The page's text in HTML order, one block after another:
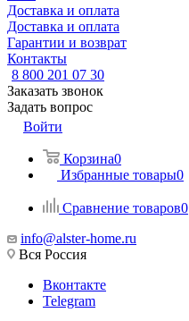
Доставка и оплата
Доставка и оплата
Гарантии и возврат
Контакты
8 800 201 07 30
Заказать звонок
Задать вопрос
Войти
Корзина0
Избранные товары0
Сравнение товаров0
info@alster-home.ru
Вся Россия
Вконтакте
Telegram